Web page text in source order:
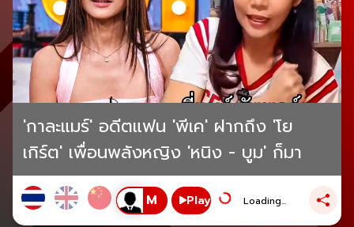
'กาละแมร์' อดีตแฟน 'พีเค' ฝากถึง 'โย
เกิร์ต' เพื่อนพลังหญิง 'หนิง - บูม' ก็มา
Play Loading...